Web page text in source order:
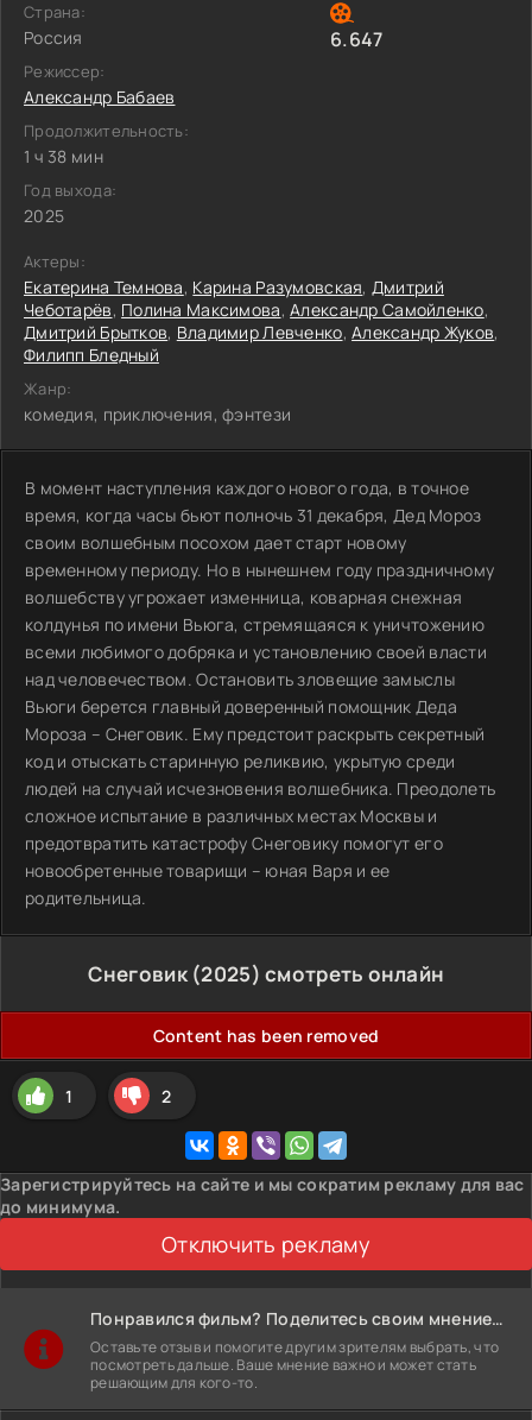
Страна:
Россия
Режиссер:
Александр Бабаев
Продолжительность:
1 ч 38 мин
Год выхода:
2025
6.647
Актеры:
Екатерина Темнова, Карина Разумовская, Дмитрий
Чеботарёв, Полина Максимова,Александр Самойленко,
Дмитрий Брытков, Владимир Левченко,Александр Жуков,
Филипп Бледный
Жанр:
комедия, приключения, фэнтези
В момент наступления каждого нового года, в точное
время, когда часы бьют полночь 31 декабря, Дед Мороз
своим волшебным посохом дает старт новому
временному периоду. Но в нынешнем году праздничному
волшебству угрожает изменница, коварная снежная
колдунья по имени Вьюга, стремящаяся к уничтожению
всеми любимого добряка и установлению своей власти
над человечеством. Остановить зловещие замыслы
Вьюги берется главный доверенный помощник Деда
Мороза – Снеговик. Ему предстоит раскрыть секретный
код и отыскать старинную реликвию, укрытую среди
людей на случай исчезновения волшебника. Преодолеть
сложное испытание в различных местах Москвы и
предотвратить катастрофу Снеговику помогут его
новообретенные товарищи – юная Варя и ее
родительница.
Снеговик (2025) смотреть онлайн
Content has been removed
1 2
Зарегистрируйтесь на сайте и мы сократим рекламу для вас
до минимума.
Отключить рекламу
Понравился фильм? Поделитесь своим мнением!
Оставьте отзыв и помогите другим зрителям выбрать, что
посмотреть дальше. Ваше мнение важно и может стать
решающим для кого-то.